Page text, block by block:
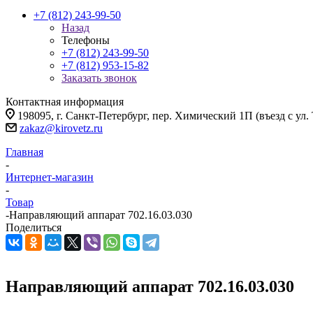
+7 (812) 243-99-50
Назад
Телефоны
+7 (812) 243-99-50
+7 (812) 953-15-82
Заказать звонок
Контактная информация
198095, г. Санкт-Петербург, пер. Химический 1П (въезд с
zakaz@kirovetz.ru
Главная
-
Интернет-магазин
-
Товар
-Направляющий аппарат 702.16.03.030
Поделиться
Направляющий аппарат 702.16.03.030